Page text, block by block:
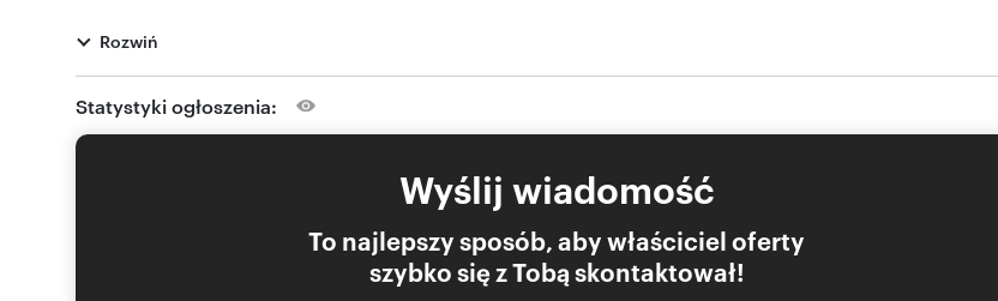
łazienka
garderoba
Dodatkowo:
poddasze 15 m2 – możliwość własnej aranżacji
Standard i wyposażenie
ogrzewanie podłogowe w każdym pomieszczeniu
dach pokryty dachówką
teren przed domem wybrukowany (miejsca postojowe / podjazd)
Rozwiń
Statystyki ogłoszenia:
Wyślij wiadomość
To najlepszy sposób, aby właściciel oferty
szybko się z Tobą skontaktował!